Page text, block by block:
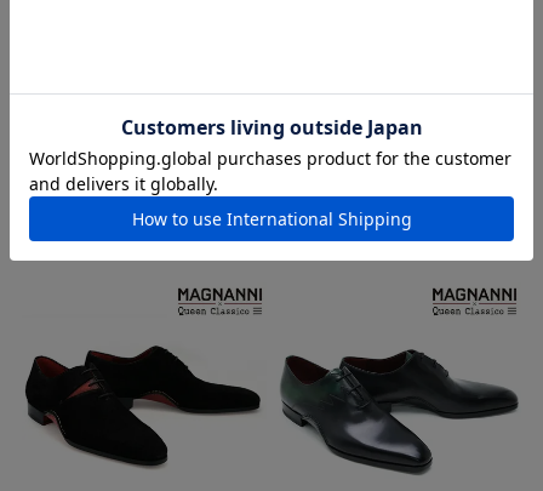
マグナーニ / MAGNANNI ミクス
トメディア ホールカット スペイ
ン製 26060
在庫切れ
マグナーニ / MAGNANNI スリン
グバック シングルモンク スペイ
ン製 26087
¥90,200 税込